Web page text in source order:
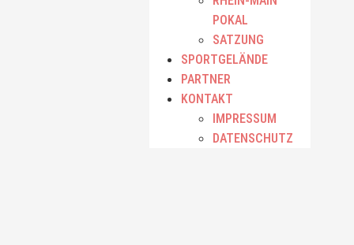
POKAL
SATZUNG
SPORTGELÄNDE
PARTNER
KONTAKT
IMPRESSUM
DATENSCHUTZ